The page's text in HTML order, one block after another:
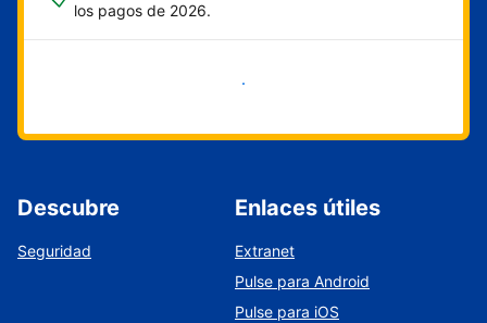
los pagos de 2026.
Empieza ahora
Descubre
Seguridad
Enlaces útiles
Extranet
Pulse para Android
Pulse para iOS